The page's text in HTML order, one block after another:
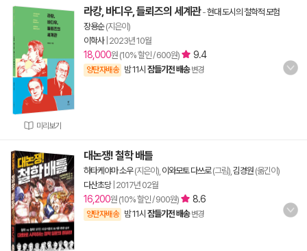
미리보기
라캉, 바디우, 들뢰즈의 세계관-현대 도시의 철학적 모험
장용순(지은이)
이학사| 2023년 10월
18,000원 (10% 할인 / 600원) 9.4
양탄자배송 밤 11시 잠들기전 배송 변경
대논쟁! 철학 배틀
하타케야마 소우(지은이), 이와모토 다쓰로(그림), 김경원 (옮긴이)
다산초당| 2017년 02월
16,200원 (10% 할인 / 900원) 8.6
양탄자배송 밤 11시 잠들기전 배송 변경